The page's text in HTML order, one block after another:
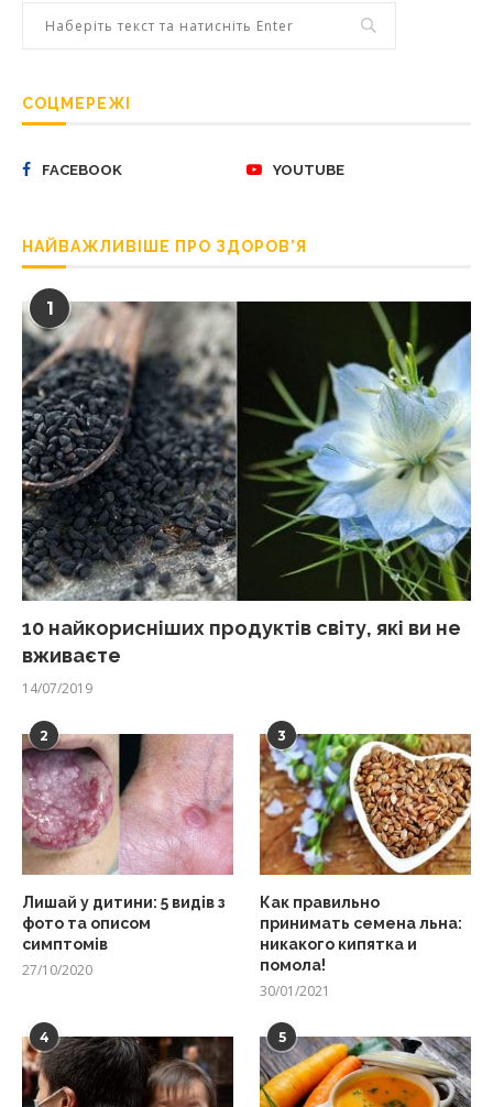
СОЦМЕРЕЖІ
FACEBOOK YOUTUBE
НАЙВАЖЛИВІШЕ ПРО ЗДОРОВ’Я
1
10 найкорисніших продуктів світу, які ви не
вживаєте
14/07/2019
2
Лишай у дитини: 5 видів з
фото та описом
симптомів
27/10/2020
3
Как правильно
принимать семена льна:
никакого кипятка и
помола!
30/01/2021
4 5